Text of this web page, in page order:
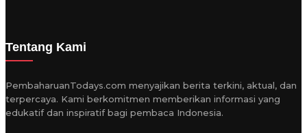
Tentang Kami
PembaharuanTodays.com menyajikan berita terkini, aktual, dan
terpercaya. Kami berkomitmen memberikan informasi yang
edukatif dan inspiratif bagi pembaca Indonesia.